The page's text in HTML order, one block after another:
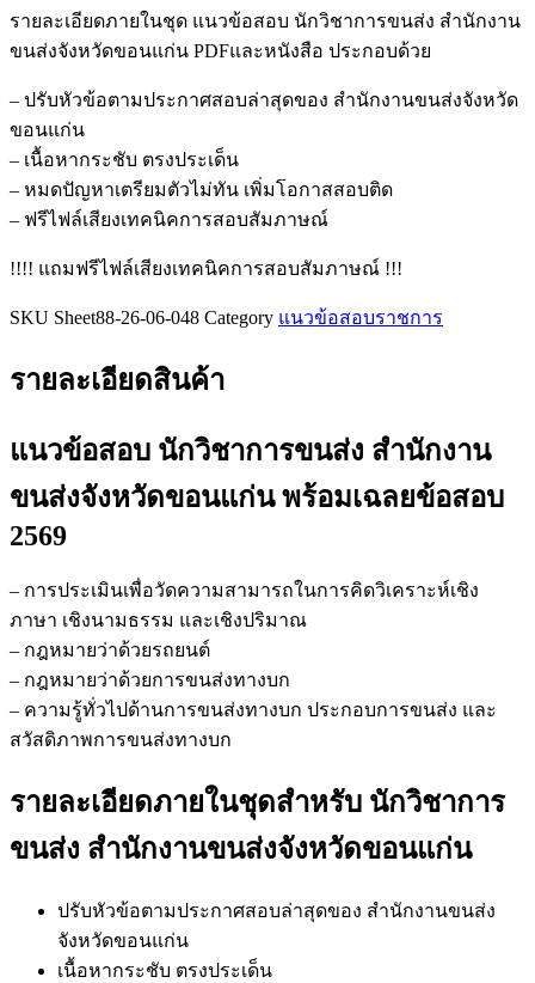
รายละเอียดภายในชุด แนวข้อสอบ นักวิชาการขนส่ง สำนักงาน
ขนส่งจังหวัดขอนแก่น PDFและหนังสือ ประกอบด้วย
– ปรับหัวข้อตามประกาศสอบล่าสุดของ สำนักงานขนส่งจังหวัด
ขอนแก่น
– เนื้อหากระชับ ตรงประเด็น
– หมดปัญหาเตรียมตัวไม่ทัน เพิ่มโอกาสสอบติด
– ฟรีไฟล์เสียงเทคนิคการสอบสัมภาษณ์
!!!! แถมฟรีไฟล์เสียงเทคนิคการสอบสัมภาษณ์ !!!
SKU Sheet88-26-06-048 Category แนวข้อสอบราชการ
รายละเอียดสินค้า
แนวข้อสอบ นักวิชาการขนส่ง สำนักงาน
ขนส่งจังหวัดขอนแก่นพร้อมเฉลยข้อสอบ
2569
– การประเมินเพื่อวัดความสามารถในการคิดวิเคราะห์เชิง
ภาษา เชิงนามธรรม และเชิงปริมาณ
– กฎหมายว่าด้วยรถยนต์
– กฎหมายว่าด้วยการขนส่งทางบก
– ความรู้ทั่วไปด้านการขนส่งทางบก ประกอบการขนส่ง และ
สวัสดิภาพการขนส่งทางบก
รายละเอียดภายในชุดสำหรับ นักวิชาการ
ขนส่ง สำนักงานขนส่งจังหวัดขอนแก่น
ปรับหัวข้อตามประกาศสอบล่าสุดของ สำนักงานขนส่ง
จังหวัดขอนแก่น
เนื้อหากระชับ ตรงประเด็น